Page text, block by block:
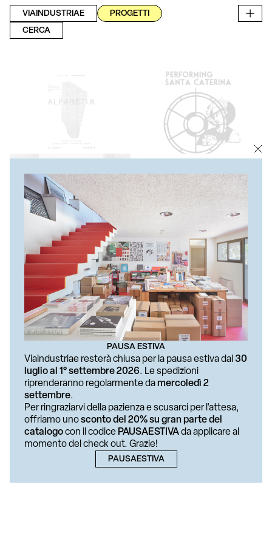
VIAINDUSTRIAE
PROGETTI
CERCA
ALFABETI
RASSEGNA DI ARTI
PERFORMATIVE
CATERINA
12
PAUSA ESTIVA
Viaindustriae resterà chiusa per la pausa estiva dal30
luglio al 1° settembre 2026. Le spedizioni
riprenderanno regolarmente damercoledì 2
settembre.
Per ringraziarvi della pazienza e scusarci per l'attesa,
offriamo unosconto del 20% su gran parte del
catalogocon il codice PAUSAESTIVAda applicare al
momento del check out. Grazie!
PAUSAESTIVA